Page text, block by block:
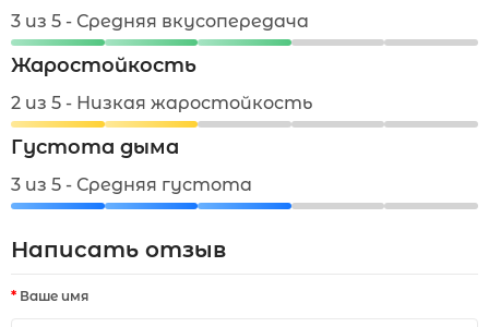
3 из 5 - Средняя вкусопередача
Жаростойкость
2 из 5 - Низкая жаростойкость
Густота дыма
3 из 5 - Средняя густота
Написать отзыв
Ваше имя